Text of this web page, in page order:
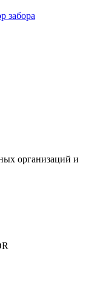
забора
организаций и